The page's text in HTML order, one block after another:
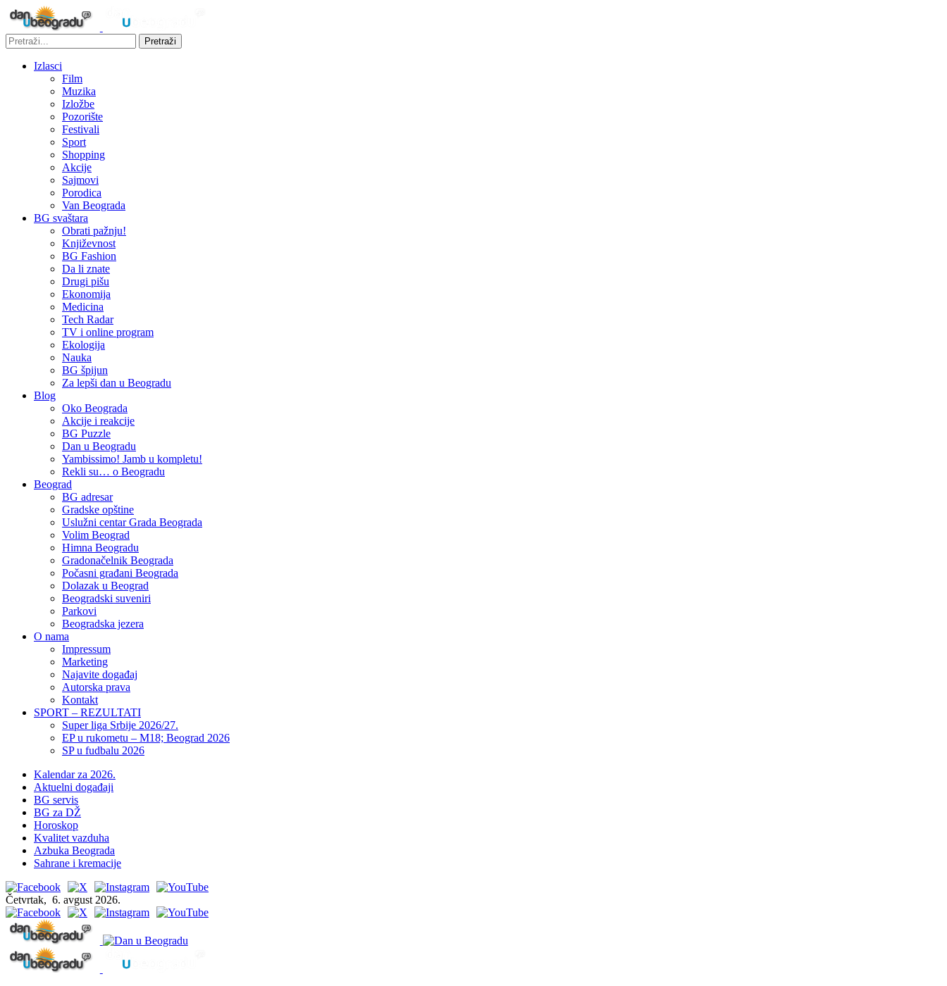
Pretraži
Izlasci
Film
Muzika
Izložbe
Pozorište
Festivali
Sport
Shopping
Akcije
Sajmovi
Porodica
Van Beograda
BG svaštara
Obrati pažnju!
Književnost
BG Fashion
Da li znate
Drugi pišu
Ekonomija
Medicina
Tech Radar
TV i online program
Ekologija
Nauka
BG špijun
Za lepši dan u Beogradu
Blog
Oko Beograda
Akcije i reakcije
BG Puzzle
Dan u Beogradu
Yambissimo! Jamb u kompletu!
Rekli su… o Beogradu
Beograd
BG adresar
Gradske opštine
Uslužni centar Grada Beograda
Volim Beograd
Himna Beogradu
Gradonačelnik Beograda
Počasni građani Beograda
Dolazak u Beograd
Beogradski suveniri
Parkovi
Beogradska jezera
O nama
Impressum
Marketing
Najavite događaj
Autorska prava
Kontakt
SPORT – REZULTATI
Super liga Srbije 2026/27.
EP u rukometu – M18; Beograd 2026
SP u fudbalu 2026
Kalendar za 2026.
Aktuelni događaji
BG servis
BG za DŽ
Horoskop
Kvalitet vazduha
Azbuka Beograda
Sahrane i kremacije
Četvrtak, 6. avgust 2026.